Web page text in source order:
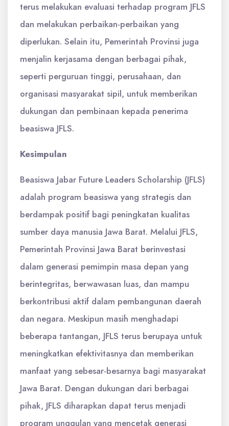
terus melakukan evaluasi terhadap program JFLS
dan melakukan perbaikan-perbaikan yang
diperlukan. Selain itu, Pemerintah Provinsi juga
menjalin kerjasama dengan berbagai pihak,
seperti perguruan tinggi, perusahaan, dan
organisasi masyarakat sipil, untuk memberikan
dukungan dan pembinaan kepada penerima
beasiswa JFLS.
Kesimpulan
Beasiswa Jabar Future Leaders Scholarship (JFLS)
adalah program beasiswa yang strategis dan
berdampak positif bagi peningkatan kualitas
sumber daya manusia Jawa Barat. Melalui JFLS,
Pemerintah Provinsi Jawa Barat berinvestasi
dalam generasi pemimpin masa depan yang
berintegritas, berwawasan luas, dan mampu
berkontribusi aktif dalam pembangunan daerah
dan negara. Meskipun masih menghadapi
beberapa tantangan, JFLS terus berupaya untuk
meningkatkan efektivitasnya dan memberikan
manfaat yang sebesar-besarnya bagi masyarakat
Jawa Barat. Dengan dukungan dari berbagai
pihak, JFLS diharapkan dapat terus menjadi
program unggulan yang mencetak generasi